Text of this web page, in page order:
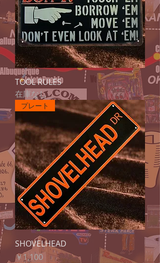
TOOL RULES
在庫なし
プレート
SHOVELHEAD
価格
￥1,100